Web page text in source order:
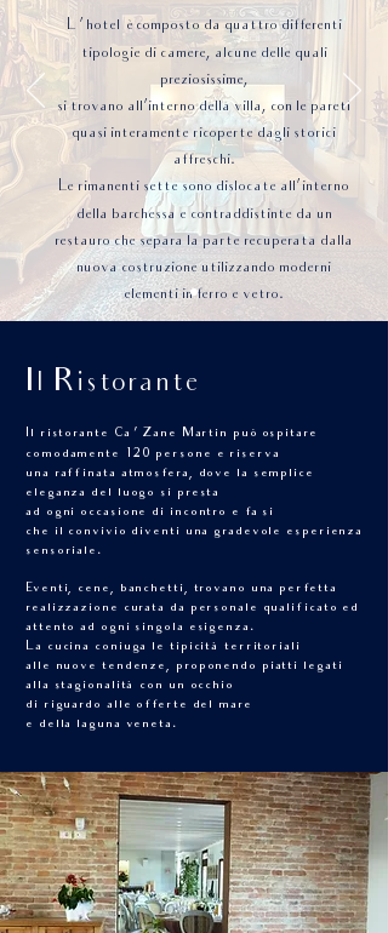
L 'hotel è composto da quattro differenti
tipologie di camere, alcune delle quali
preziosissime,
si trovano all’interno della villa, con le pareti
quasi interamente ricoperte dagli storici
affreschi.
Le rimanenti sette sono dislocate all’ interno
della barchessa e contraddistinte da un
restauro che separa la parte recuperata dalla
nuova costruzione utilizzando moderni
elementi in ferro e vetro.
Il Ristorante
Il ristorante Ca ’ Zane Martin può ospitare
comodamente 120 persone e riserva
una raffinata atmosfera, dove la semplice
eleganza del luogo si presta
ad ogni occasione di incontro e fa si
che il convivio diventi una gradevole esperienza
sensoriale.
Eventi, cene, banchetti, trovano una perfetta
realizzazione curata da personale qualificato ed
attento ad ogni singola esigenza.
La cucina coniuga le tipicità territoriali
alle nuove tendenze, proponendo piatti legati
alla stagionalità con un occhio
di riguardo alle offerte del mare
e della laguna veneta.